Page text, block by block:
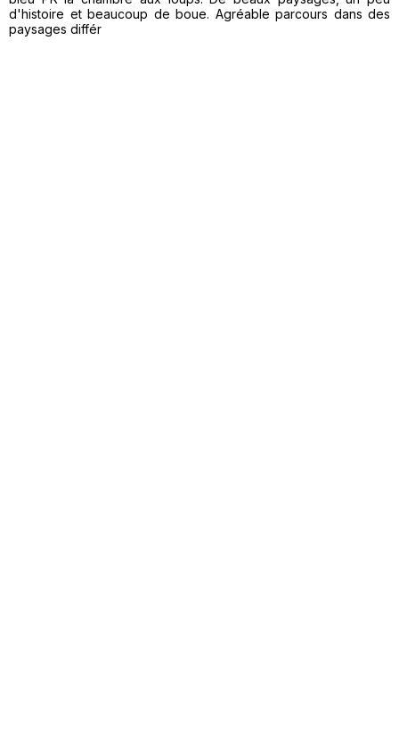
d'histoire et beaucoup de boue. Agréable parcours dans des
paysages différ